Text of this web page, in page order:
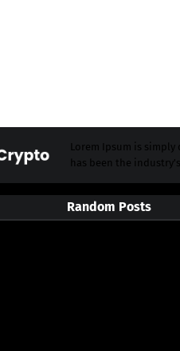
Lorem Ipsum is
has been the
Random Posts